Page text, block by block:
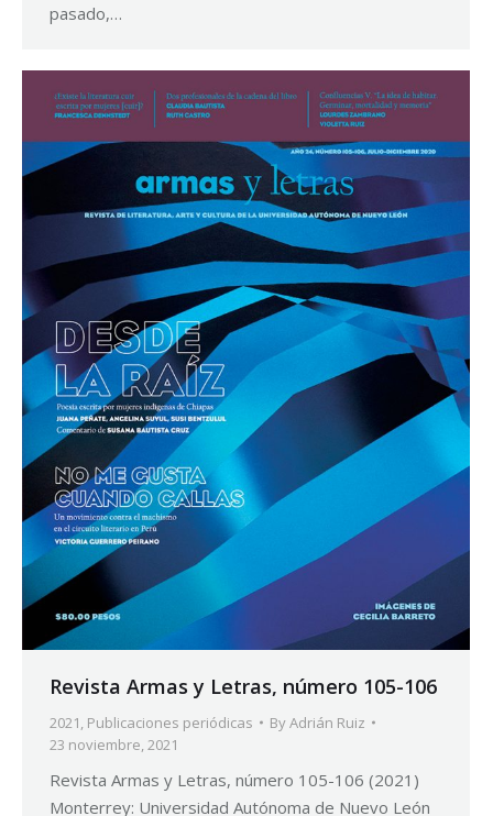
pasado,…
Revista Armas y Letras, número 105-106
2021, Publicaciones periódicas ByAdrián Ruiz
23 noviembre, 2021
Revista Armas y Letras, número 105-106 (2021)
Monterrey: Universidad Autónoma de Nuevo León